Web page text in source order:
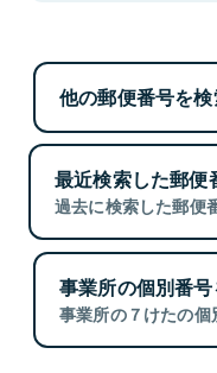
他の郵便番号を
最近検索した郵便
過去に検索した郵便
事業所の個別番
事業所の７けたの個